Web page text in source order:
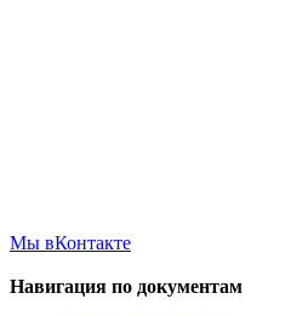
Мы вКонтакте
Навигация по документам